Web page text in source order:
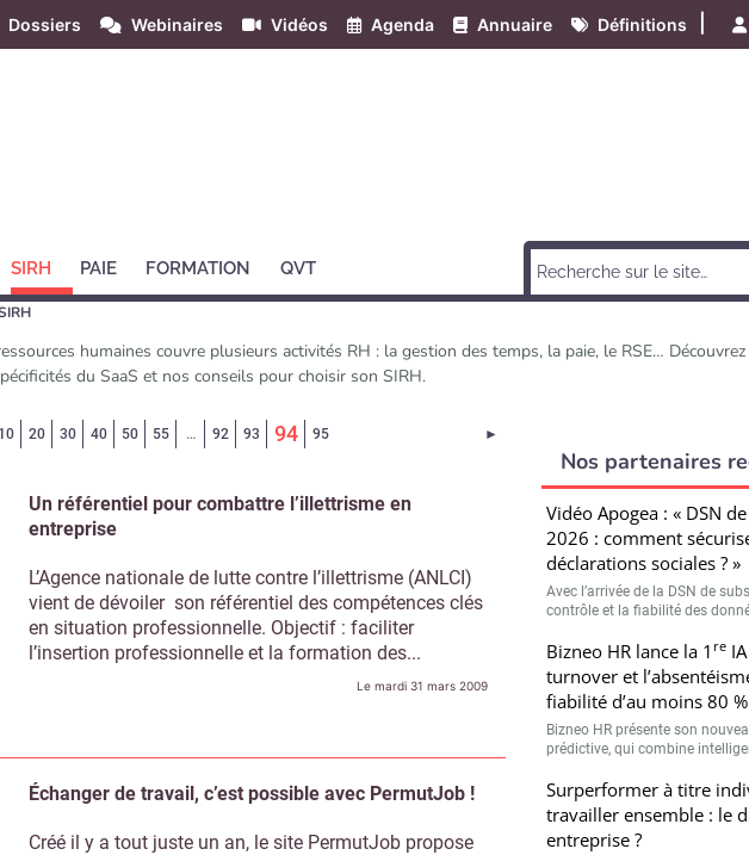
Dossiers Webinaires Vidéos Agenda Annuaire Définitions
SIRH PAIE FORMATION QVT
humaines couvre plusieurs activités RH : la gestion des temps, la paie, le RSE…
du SaaS et nos conseils pour choisir son SIRH.
10 20 30 40 50 55 … 92 93 94(Page courante)
95 ►
Un référentiel pour combattre l’illettrisme en
entreprise
L’Agence nationale de lutte contre l’illettrisme (ANLCI)
vient de dévoiler son référentiel des compétences clés
en situation professionnelle. Objectif : faciliter
l’insertion professionnelle et la formation des...
Le mardi 31 mars 2009
Échanger de travail, c’est possible avec PermutJob !
Créé il y a tout juste un an, le site PermutJob propose
Nos partenaires
Vidéo Apogea : « DSN
2026 : comment
déclarations sociales ? »
Avec l’arrivée de la DSN de
contrôle et la fiabilité des
Bizneo HR lance la 1 reIA
turnover et
fiabilité d’au moins 80 %
Bizneo HR présente son
prédictive, qui combine
Surperformer à titre
travailler ensemble : le
entreprise ?